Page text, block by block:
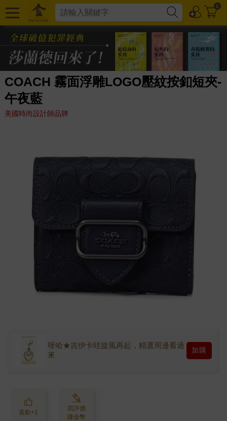
0
COACH 霧面浮雕LOGO壓紋按釦短夾-
午夜藍
美國時尚設計師品牌
呀哈★吉伊卡哇旋風再起，精選周邊看過
來
加購
喜歡+1
寫評價
賺金幣